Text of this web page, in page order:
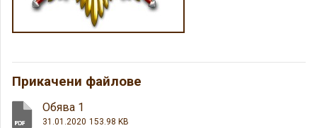
Прикачени файлове
Обява 1
31.01.2020 153.98 KB